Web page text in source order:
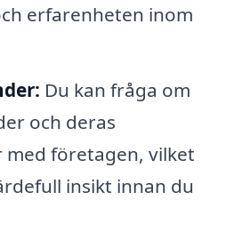
erfarenheten inom
Du kan fråga om
och deras
företagen, vilket
insikt innan du